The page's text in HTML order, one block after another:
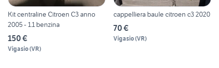
Kit centraline Citroen C3 anno
2005 - 1.1 benzina
150 €
Vigasio(VR)
cappelliera baule citroen c3 2020
70 €
Vigasio(VR)